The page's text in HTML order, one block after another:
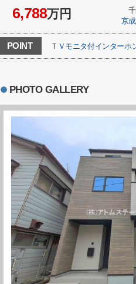
6,788万円
京
POINT ＴＶモニタ付インターホ
PHOTO GALLERY